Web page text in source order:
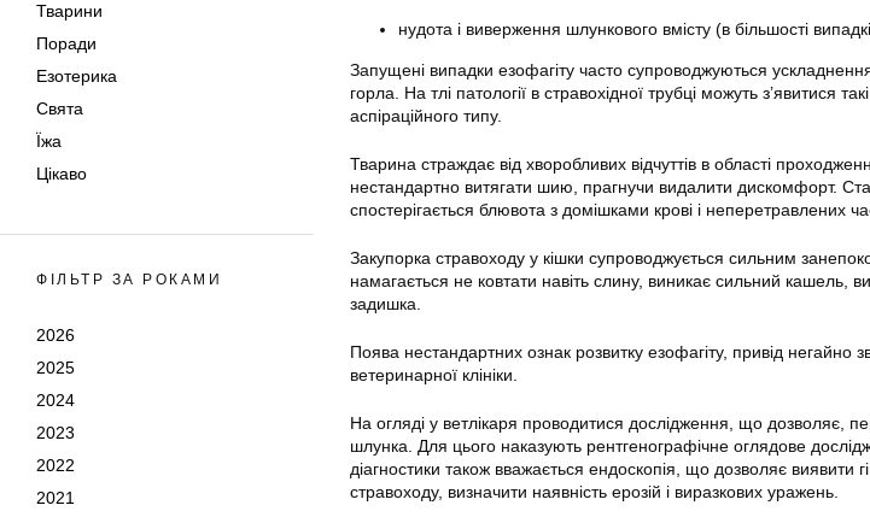
Тварини
Поради
Езотерика
Свята
Їжа
Цікаво
ФІЛЬТР ЗА РОКАМИ
2026
2025
2024
2023
2022
2021
нудота і виверження шлункового вмісту (в більшості
Запущені випадки езофагіту часто супроводжуються
горла. На тлі патології в стравохідної трубці можуть з’явитися
аспіраційного типу.
Тварина страждає від хворобливих відчуттів в області
нестандартно витягати шию, прагнучи видалити дискомфорт.
спостерігається блювота з домішками крові і неперетравлених
Закупорка стравоходу у кішки супроводжується сильним
намагається не ковтати навіть слину, виникає сильний кашель,
задишка.
Поява нестандартних ознак розвитку езофагіту, привід негайно
ветеринарної клініки.
На огляді у ветлікаря проводитися дослідження, що дозволяє,
шлунка. Для цього наказують рентгенографічне оглядове
діагностики також вважається ендоскопія, що дозволяє виявити
стравоходу, визначити наявність ерозій і виразкових уражень.